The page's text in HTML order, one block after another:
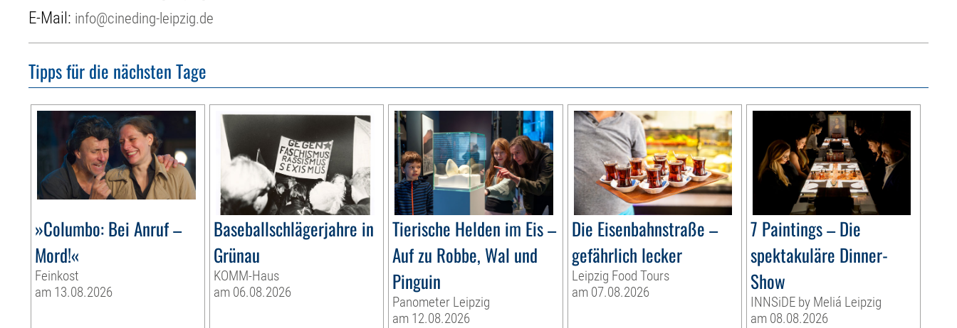
E-Mail: info@cineding-leipzig.de
Tipps für die nächsten Tage
»Columbo: Bei Anruf –
Mord!«
Feinkost
am 13.08.2026
Baseballschlägerjahre in
Grünau
KOMM-Haus
am 06.08.2026
Tierische Helden im Eis –
Auf zu Robbe, Wal und
Pinguin
Panometer Leipzig
am 12.08.2026
Die Eisenbahnstraße –
gefährlich lecker
Leipzig Food Tours
am 07.08.2026
7 Paintings – Die
spektakuläre Dinner-
Show
INNSiDE by Meliá Leipzig
am 08.08.2026